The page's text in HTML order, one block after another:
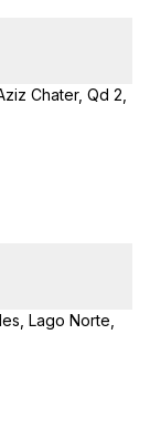
Chater, Qd 2,
Lago Norte,